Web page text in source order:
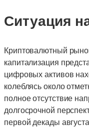
Ситуация
Криптовалютный
капитализация
цифровых активов
колеблясь около
полное отсутствие
долгосрочной
первой декады